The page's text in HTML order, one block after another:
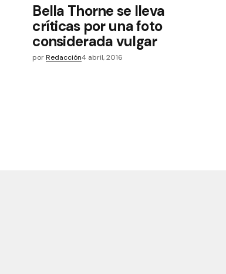
Bella Thorne se lleva
críticas por una foto
considerada vulgar
por Redacción4 abril, 2016